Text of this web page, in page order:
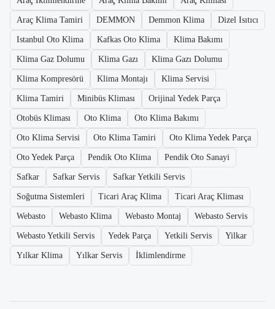
Araç Klima Tamiri DEMMON Demmon Klima Dizel Isıtıcı
Istanbul Oto Klima Kafkas Oto Klima Klima Bakımı
Klima Gaz Dolumu Klima Gazı Klima Gazı Dolumu
Klima Kompresörü Klima Montajı Klima Servisi
Klima Tamiri Minibüs Kliması Orijinal Yedek Parça
Otobüs Kliması Oto Klima Oto Klima Bakımı
Oto Klima Servisi Oto Klima Tamiri Oto Klima Yedek Parça
Oto Yedek Parça Pendik Oto Klima Pendik Oto Sanayi
Safkar Safkar Servis Safkar Yetkili Servis
Soğutma Sistemleri Ticari Araç Klima Ticari Araç Kliması
Webasto Webasto Klima Webasto Montaj Webasto Servis
Webasto Yetkili Servis Yedek Parça Yetkili Servis Yilkar
Yılkar Klima Yılkar Servis İklimlendirme